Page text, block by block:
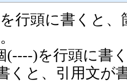
行頭に書くと
(----)を行頭に書
くと、引用文が